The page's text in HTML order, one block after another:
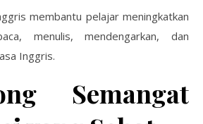
membantu pelajar meningkatkan
menulis, mendengarkan, dan
Inggris.
Semangat